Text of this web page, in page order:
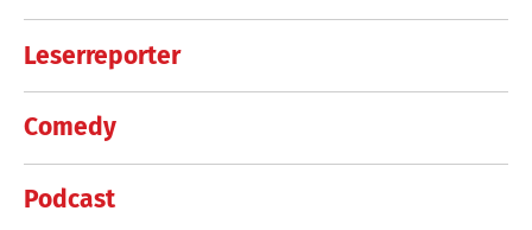
Leserreporter
Comedy
Podcast